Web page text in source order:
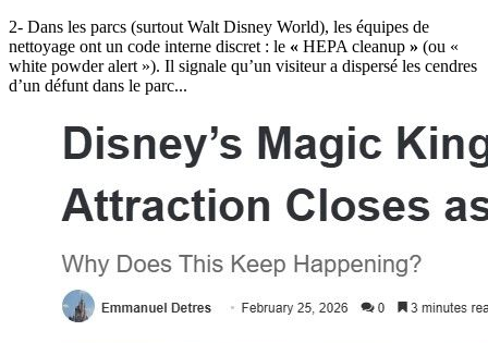
2- Dans les parcs (surtout Walt Disney World), les équipes de
nettoyage ont un code interne discret : le « HEPA cleanup » (ou «
white powder alert »). Il signale qu’un visiteur a dispersé les cendres
d’un défunt dans le parc...